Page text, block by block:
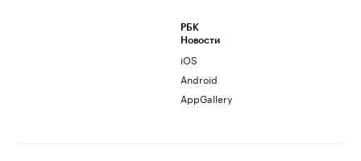
РБК
Новости
iOS
Android
AppGallery